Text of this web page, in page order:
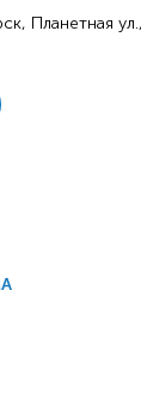
Планетная